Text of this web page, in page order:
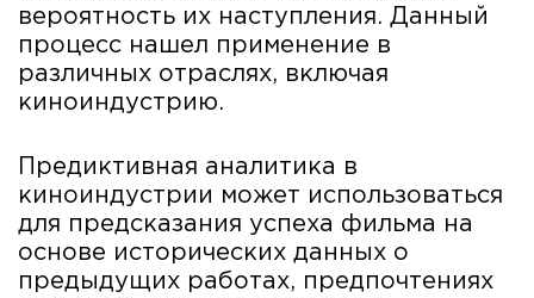
вероятность их наступления. Данный
процесс нашел применение в
различных отраслях, включая
киноиндустрию.
Предиктивная аналитика в
киноиндустрии может использоваться
для предсказания успеха фильма на
основе исторических данных о
предыдущих работах, предпочтениях